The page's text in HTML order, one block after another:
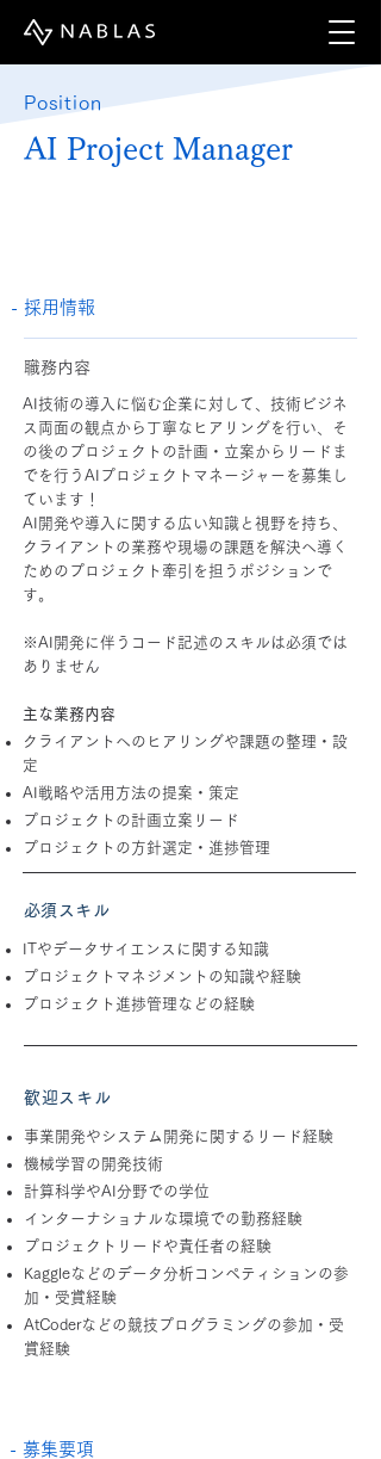
Position
AI Project Manager
- 採用情報
職務内容
AI技術の導入に悩む企業に対して、技術ビジネ
ス両面の観点から丁寧なヒアリングを行い、そ
の後のプロジェクトの計画・立案からリードま
でを行うAIプロジェクトマネージャーを募集し
ています！
AI開発や導入に関する広い知識と視野を持ち、
クライアントの業務や現場の課題を解決へ導く
ためのプロジェクト牽引を担うポジションで
す。
※AI開発に伴うコード記述のスキルは必須では
ありません
主な業務内容
クライアントへのヒアリングや課題の整理・設
定
AI戦略や活用方法の提案・策定
プロジェクトの計画立案リード
プロジェクトの方針選定・進捗管理
​必須スキル
ITやデータサイエンスに関する知識
プロジェクトマネジメントの知識や経験
プロジェクト進捗管理などの経験
歓迎スキル
事業開発やシステム開発に関するリード経験
機械学習の開発技術
計算科学やAI分野での学位
インターナショナルな環境での勤務経験
プロジェクトリードや責任者の経験
Kaggleなどのデータ分析コンペティションの参
加・受賞経験
AtCoderなどの競技プログラミングの参加・受
賞経験
- 募集要項